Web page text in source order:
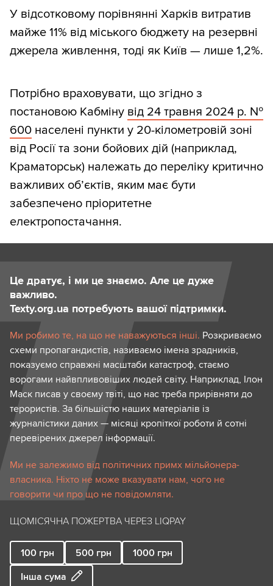
У відсотковому порівнянні Харків витратив
майже 11% від міського бюджету на резервні
джерела живлення, тоді як Київ — лише 1,2%.
Потрібно враховувати, що згідно з
постановою Кабміну від 24 травня 2024 р. №
600 населені пункти у 20-кілометровій зоні
від Росії та зони бойових дій (наприклад,
Краматорськ) належать до переліку критично
важливих об’єктів, яким має бути
забезпечено пріоритетне
електропостачання.
Це дратує, і ми це знаємо. Але це дуже
важливо.
Texty.org.ua потребують вашої підтримки.
Ми робимо те, на що не наважуються інші. Розкриваємо
схеми пропагандистів, називаємо імена зрадників,
показуємо справжні масштаби катастроф, стаємо
ворогами найвпливовіших людей світу. Наприклад, Ілон
Маск писав у своєму твіті, що нас треба прирівняти до
терористів. За більшістю наших матеріалів із
журналістики даних — місяці кропіткої роботи й сотні
перевірених джерел інформації.
Ми не залежимо від політичних примх мільйонера-
власника. Ніхто не може вказувати нам, чого не
говорити чи про що не повідомляти.
ЩОМІСЯЧНА ПОЖЕРТВА ЧЕРЕЗ LIQPAY
100 грн 500 грн 1000 грн
Інша сума